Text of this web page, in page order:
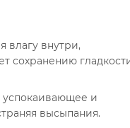
влагу внутри,
сохранению
успокаивающее и
высыпания.